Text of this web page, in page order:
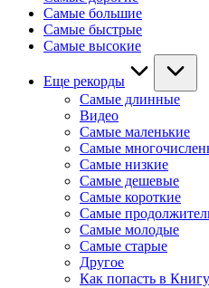
Самые большие
Самые быстрые
Самые высокие
Еще рекорды
Самые длинные
Видео
Самые маленькие
Самые
Самые низкие
Самые дешевые
Самые короткие
Самые
Самые молодые
Самые старые
Другое
Как попасть в